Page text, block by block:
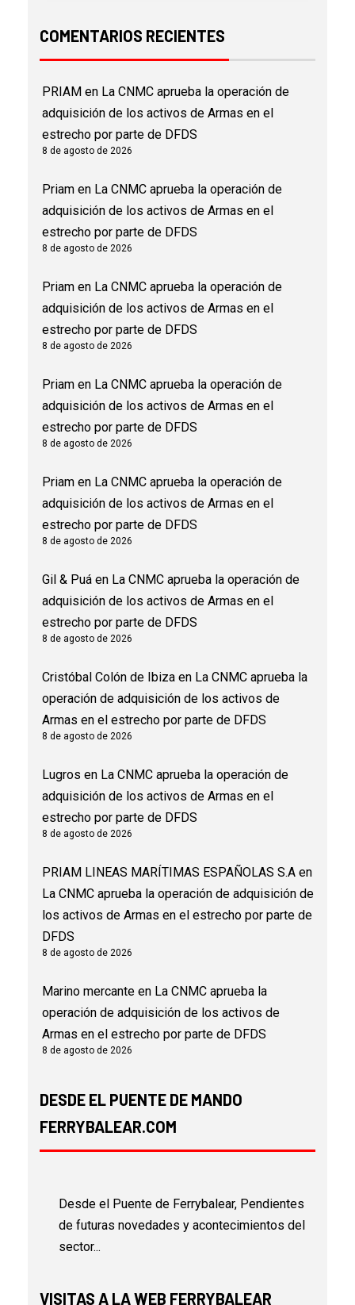
COMENTARIOS RECIENTES
PRIAM en La CNMC aprueba la operación de
adquisición de los activos de Armas en el
estrecho por parte de DFDS
8 de agosto de 2026
Priam en La CNMC aprueba la operación de
adquisición de los activos de Armas en el
estrecho por parte de DFDS
8 de agosto de 2026
Priam en La CNMC aprueba la operación de
adquisición de los activos de Armas en el
estrecho por parte de DFDS
8 de agosto de 2026
Priam en La CNMC aprueba la operación de
adquisición de los activos de Armas en el
estrecho por parte de DFDS
8 de agosto de 2026
Priam en La CNMC aprueba la operación de
adquisición de los activos de Armas en el
estrecho por parte de DFDS
8 de agosto de 2026
Gil & Puá en La CNMC aprueba la operación de
adquisición de los activos de Armas en el
estrecho por parte de DFDS
8 de agosto de 2026
Cristóbal Colón de Ibiza en La CNMC aprueba la
operación de adquisición de los activos de
Armas en el estrecho por parte de DFDS
8 de agosto de 2026
Lugros en La CNMC aprueba la operación de
adquisición de los activos de Armas en el
estrecho por parte de DFDS
8 de agosto de 2026
PRIAM LINEAS MARÍTIMAS ESPAÑOLAS S.A en
La CNMC aprueba la operación de adquisición de
los activos de Armas en el estrecho por parte de
DFDS
8 de agosto de 2026
Marino mercante en La CNMC aprueba la
operación de adquisición de los activos de
Armas en el estrecho por parte de DFDS
8 de agosto de 2026
DESDE EL PUENTE DE MANDO
FERRYBALEAR.COM
Desde el Puente de Ferrybalear, Pendientes
de futuras novedades y acontecimientos del
sector...
VISITAS A LA WEB FERRYBALEAR